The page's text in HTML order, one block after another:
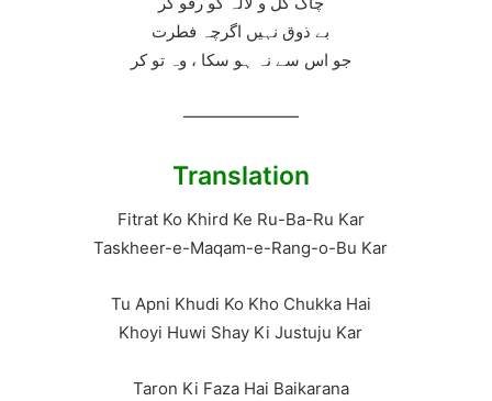
بے ذوق نہيں اگرچہ فطرت
جو اس سے نہ ہو سکا ، وہ تو کر
———————
Translation
Fitrat Ko Khird Ke Ru-Ba-Ru Kar
Taskheer-e-Maqam-e-Rang-o-Bu Kar
Tu Apni Khudi Ko Kho Chukka Hai
Khoyi Huwi Shay Ki Justuju Kar
Taron Ki Faza Hai Baikarana